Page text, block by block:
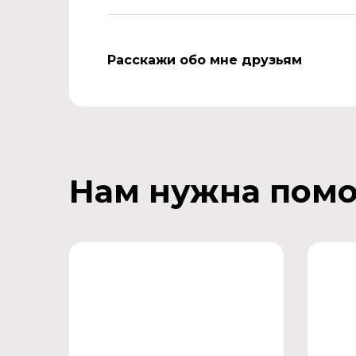
Расскажи обо мне друзьям
Нам нужна